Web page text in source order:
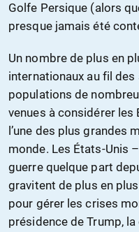
Golfe Persique (alors
presque jamais été
Un nombre de plus en
internationaux au fil
populations de
venues à considérer
l’une des plus grandes
monde. Les États-Unis
guerre quelque part
gravitent de plus en
pour gérer les crises
présidence de Trump,